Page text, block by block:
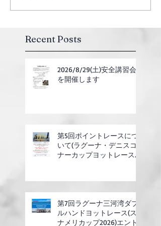
Recent Posts
2026/8/29(土)安全講習会
を開催します
第5回ポイントレースにつ
いて(ラグーナ・デニスコ
ナーカップヨットレース合
第7回ラグーナ三河湾ダブ
ルハンドヨットレース(ス
ナメリカップ2026)エント